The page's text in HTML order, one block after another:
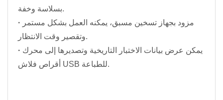
بسلاسة وخفة.
· مزود بجهاز تسخين مسبق، يمكنه العمل بشكل مستمر
وتقصير وقت الانتظار.
· يمكن عرض بيانات الاختبار التاريخية وتصديرها إلى محرك
أقراص فلاش USB للطباعة.